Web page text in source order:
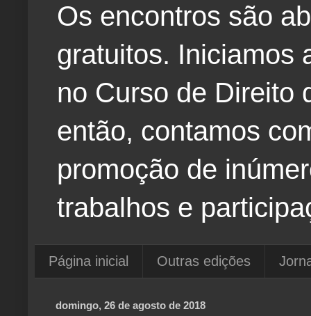
Os encontros são
gratuitos. Iniciamos
no Curso de Direito
então, contamos
promoção de
trabalhos e
Página inicial Outras edições
domingo, 26 de agosto de 2018